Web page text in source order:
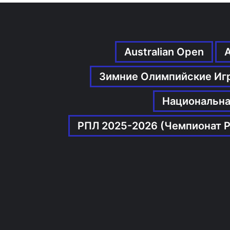
Australian Open
Зимние Олимпийские
РПЛ 2025-2026 (Чемпионат